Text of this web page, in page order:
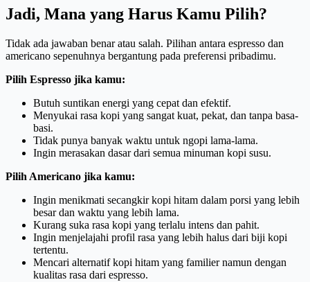
Jadi, Mana yang Harus Kamu Pilih?
Tidak ada jawaban benar atau salah. Pilihan antara espresso dan
americano sepenuhnya bergantung pada preferensi pribadimu.
Pilih Espresso jika kamu:
Butuh suntikan energi yang cepat dan efektif.
Menyukai rasa kopi yang sangat kuat, pekat, dan tanpa basa-
basi.
Tidak punya banyak waktu untuk ngopi lama-lama.
Ingin merasakan dasar dari semua minuman kopi susu.
Pilih Americano jika kamu:
Ingin menikmati secangkir kopi hitam dalam porsi yang lebih
besar dan waktu yang lebih lama.
Kurang suka rasa kopi yang terlalu intens dan pahit.
Ingin menjelajahi profil rasa yang lebih halus dari biji kopi
tertentu.
Mencari alternatif kopi hitam yang familier namun dengan
kualitas rasa dari espresso.